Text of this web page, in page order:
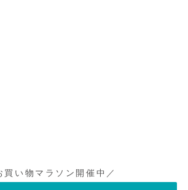
買い物マラソン開催中／